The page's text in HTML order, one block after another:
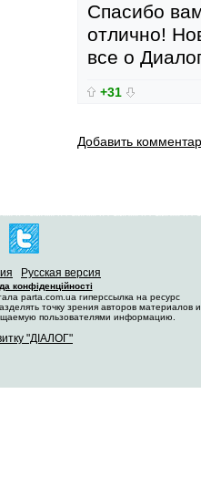
Спасибо
отлично!
все о
+31
Добавить
Русская версия
конфіденційності
parta.com.ua гиперссылка на ресурс
точку зрения авторов материалов и
пользователями информацию.
"ДІАЛОГ"